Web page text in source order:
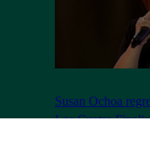
Susan Ochoa
Los Cuatro